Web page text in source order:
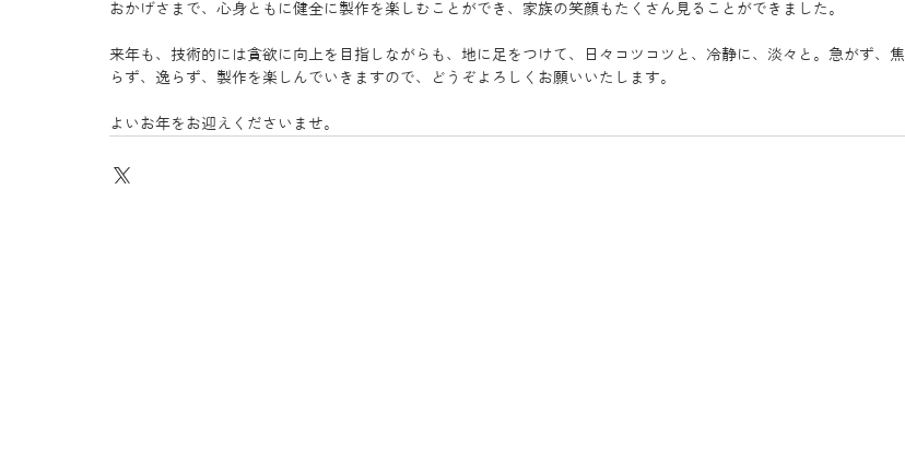
おかげさまで、心身ともに健全に製作を楽しむことができ、家族の笑顔もたくさん見ることができました。
来年も、技術的には貪欲に向上を目指しながらも、地に足をつけて、日々コツコツと、冷静に、淡々と。急がず、焦
らず、逸らず、製作を楽しんでいきますので、どうぞよろしくお願いいたします。
よいお年をお迎えくださいませ。